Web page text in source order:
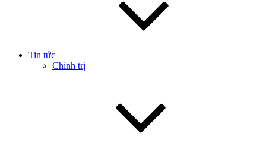
Tin tức
Chính trị